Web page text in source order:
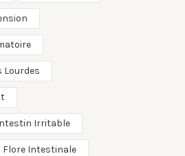
Lourdes
Irritable
Flore Intestinale